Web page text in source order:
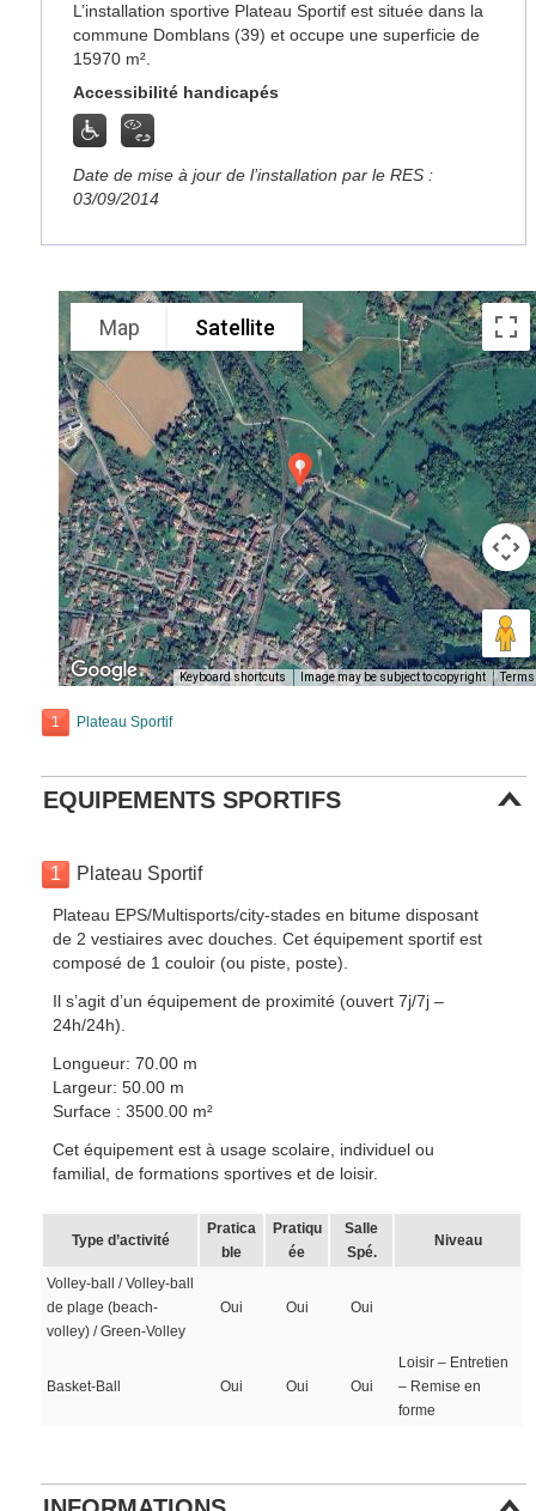
L’installation sportive Plateau Sportif est située dans la
commune Domblans (39) et occupe une superficie de
15970 m².
Accessibilité handicapés
Date de mise à jour de l’installation par le RES :
03/09/2014
Map Satellite
Keyboard shortcuts Image may be subject to copyright Terms
1 Plateau Sportif
EQUIPEMENTS SPORTIFS
1 Plateau Sportif
Plateau EPS/Multisports/city-stades en bitume disposant
de 2 vestiaires avec douches. Cet équipement sportif est
composé de 1 couloir (ou piste, poste).
Il s’agit d’un équipement de proximité (ouvert 7j/7j –
24h/24h).
Longueur: 70.00 m
Largeur: 50.00 m
Surface : 3500.00 m²
Cet équipement est à usage scolaire, individuel ou
familial, de formations sportives et de loisir.
Type d’activité
Pratica
ble
Pratiqu
ée
Salle
Spé.
Niveau
Volley-ball / Volley-ball
de plage (beach-
volley) / Green-Volley
Oui Oui Oui
Basket-Ball Oui Oui Oui
Loisir – Entretien
– Remise en
forme